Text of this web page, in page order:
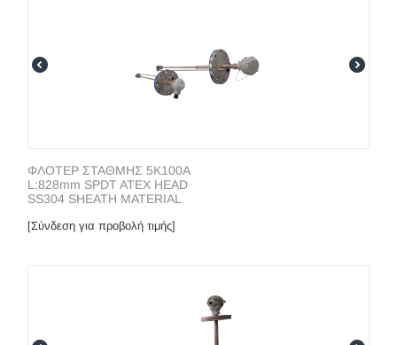
ΦΛΟΤΕΡ ΣΤΑΘΜΗΣ 5K100A
L:828mm SPDT ATEX HEAD
SS304 SHEATH MATERIAL
[Σύνδεση για προβολή τιμής]